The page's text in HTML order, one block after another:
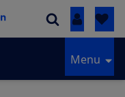
Inloggen
Menu